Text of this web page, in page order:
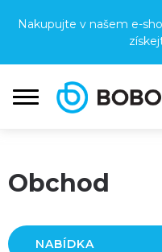
Nakupujte v našem e-
Obchod
NABÍDKA